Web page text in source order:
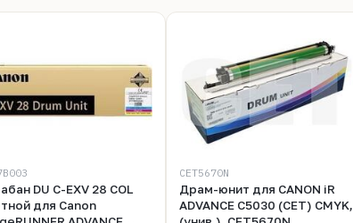
DU C-EXV 28 COL
для Canon
CET5670N
Драм-юнит для CANON iR
ADVANCE C5030 (CET) CMYK,